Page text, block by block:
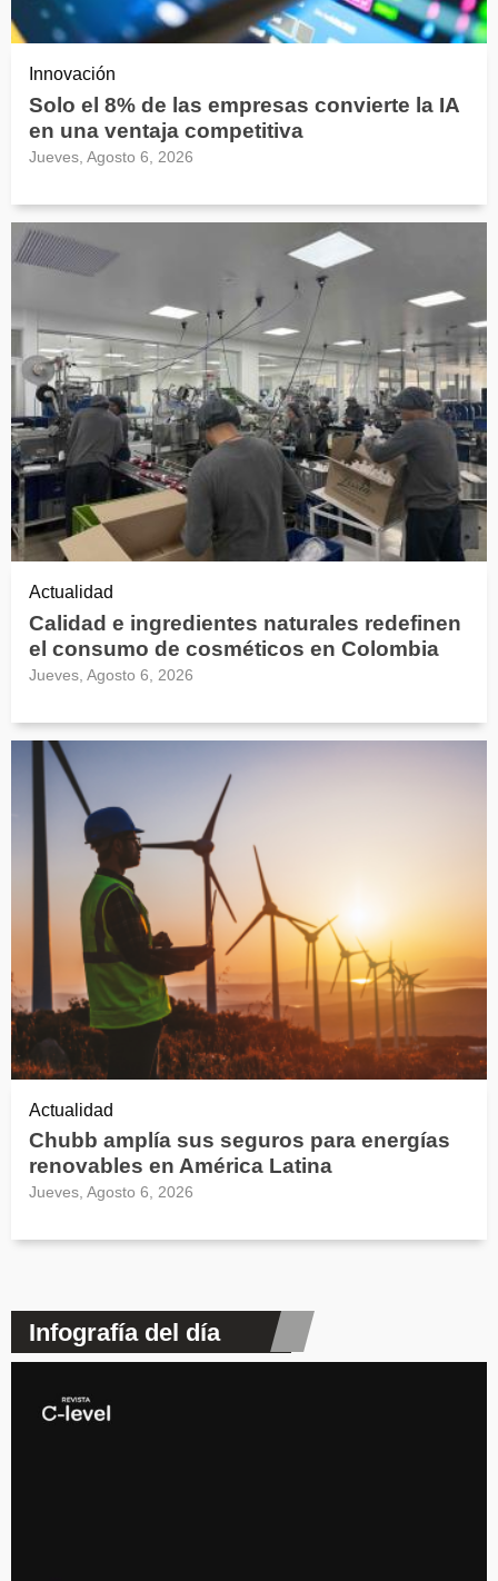
Innovación
Solo el 8% de las empresas convierte la IA
en una ventaja competitiva
Jueves, Agosto 6, 2026
Actualidad
Calidad e ingredientes naturales redefinen
el consumo de cosméticos en Colombia
Jueves, Agosto 6, 2026
Actualidad
Chubb amplía sus seguros para energías
renovables en América Latina
Jueves, Agosto 6, 2026
Infografía del día